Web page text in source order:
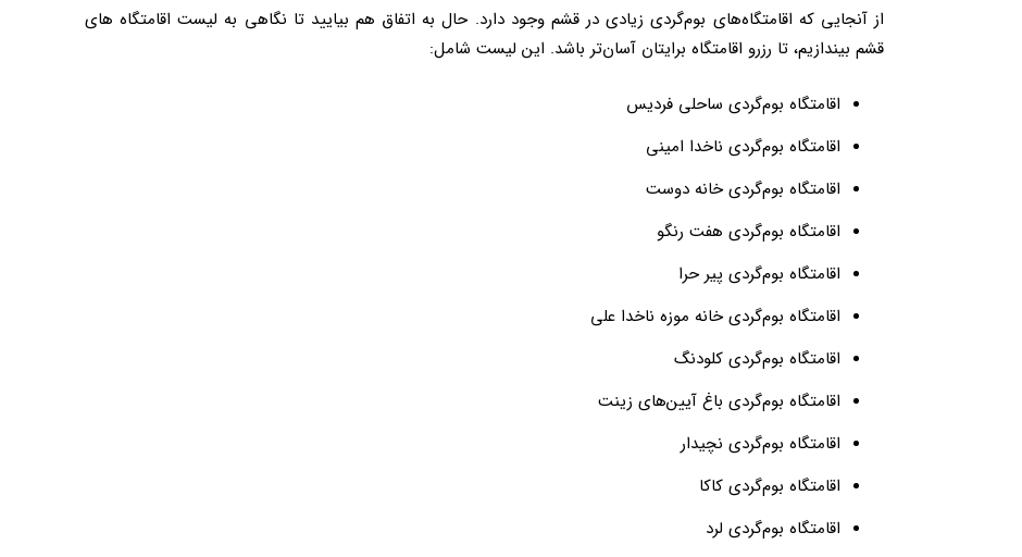
از آنجایی که اقامتگاه‌های بوم‌گردی زیادی در قشم وجود دارد. حال به اتفاق هم بیایید تا نگاهی به لیست اقامتگاه های
قشم بیندازیم، تا رزرو اقامتگاه برایتان آسان‌تر باشد. این لیست شامل:
اقامتگاه بوم‌گردی ساحلی فردیس
اقامتگاه بوم‎‌گردی ناخدا امینی
اقامتگاه بوم‌گردی خانه دوست
اقامتگاه بوم‌گردی هفت رنگو
اقامتگاه بوم‌گردی پیر حرا
اقامتگاه بوم‌گردی خانه موزه ناخدا علی
اقامتگاه بوم‌گردی کلودنگ
اقامتگاه بوم‌گردی باغ آیین‌های زینت
اقامتگاه بوم‌گردی نچیدار
اقامتگاه بوم‌گردی کاکا
اقامتگاه بوم‌گردی لرد